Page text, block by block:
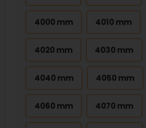
4000 mm 4010 mm
4020 mm 4030 mm
4040 mm 4050 mm
4060 mm 4070 mm